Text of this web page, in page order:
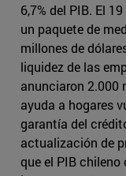
6,7% del PIB. El
un paquete de
millones de
liquidez de las
anunciaron 2.000
ayuda a hogares
garantía del
actualización de
que el PIB chileno